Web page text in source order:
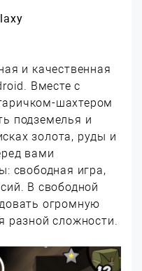
и качественная
Вместе с
шахтером
подземелья и
золота, руды и
вами
свободная игра,
В свободной
огромную
разной сложности.